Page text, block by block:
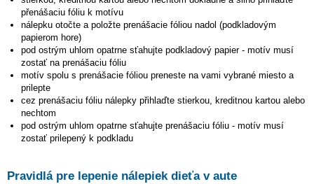
přenášaciu fóliu k motívu
nálepku otočte a položte prenášacie fóliou nadol (podkladovým
papierom hore)
pod ostrým uhlom opatrne sťahujte podkladový papier - motív musí
zostať na prenášaciu fóliu
motív spolu s prenášacie fóliou preneste na vami vybrané miesto a
prilepte
cez prenášaciu fóliu nálepky přihlaďte stierkou, kreditnou kartou alebo
nechtom
pod ostrým uhlom opatrne sťahujte prenášaciu fóliu - motív musí
zostať prilepený k podkladu
Pravidlá pre lepenie nálepiek dieťa v aute